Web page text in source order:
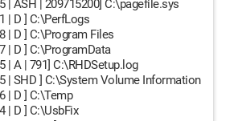
| ASH | 209715200] C:\pagefile.sys
| D ] C:\PerfLogs
| D ] C:\Program Files
| D ] C:\ProgramData
| A | 791] C:\RHDSetup.log
| SHD ] C:\System Volume Information
| D ] C:\Temp
| D ] C:\UsbFix